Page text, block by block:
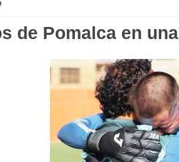
de Pomalca en